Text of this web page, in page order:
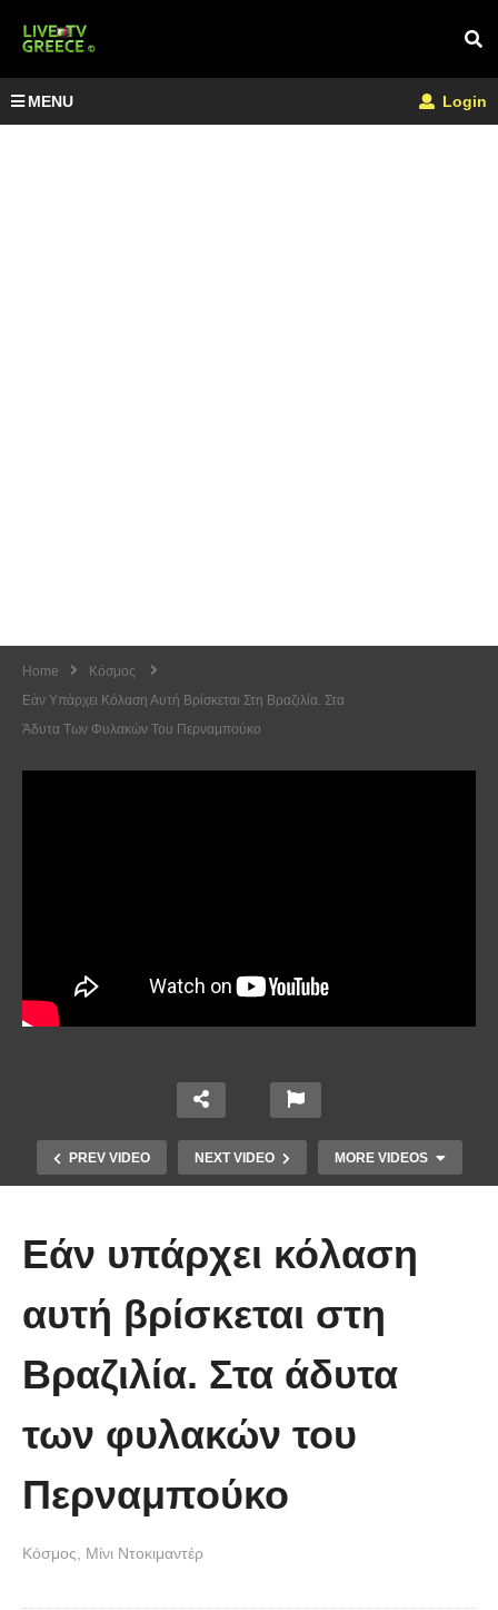
MENU Login
Home
Κόσμος
Εάν Υπάρχει Κόλαση Αυτή Βρίσκεται Στη Βραζιλία. Στα
Άδυτα Των Φυλακών Του Περναμπούκο
PREV VIDEO NEXT VIDEO MORE VIDEOS
οι τυφλοί (Βίντεο)
Εάν υπάρχει κόλαση
αυτή βρίσκεται στη
Βραζιλία. Στα άδυτα
των φυλακών του
Περναμπούκο
Κόσμος Μίνι Ντοκιμαντέρ